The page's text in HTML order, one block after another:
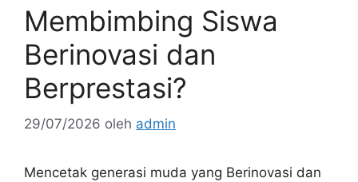
Membimbing Siswa
Berinovasi dan
Berprestasi?
29/07/2026 oleh admin
Mencetak generasi muda yang Berinovasi dan